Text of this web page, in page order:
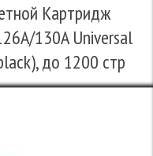
Картридж
130A Universal
до 1200 стр